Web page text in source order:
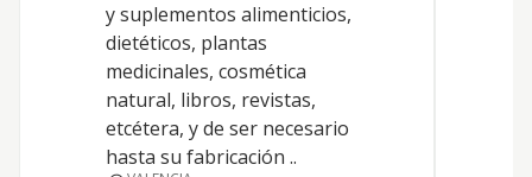
y suplementos alimenticios,
dietéticos, plantas
medicinales, cosmética
natural, libros, revistas,
etcétera, y de ser necesario
hasta su fabricación ..